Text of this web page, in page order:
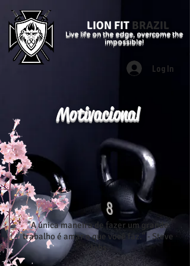
LION FIT BRAZIL
Live life on the edge, overcome the
impossible!
Log In
Motivacional
"A única maneira de fazer um grande
trabalho é amar o que você faz." - Steve
Jobs